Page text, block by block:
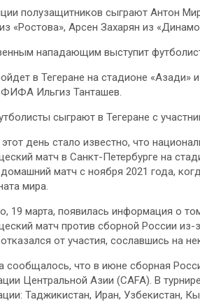
полузащитников сыграют Антон
«Ростова», Арсен Захарян из
нападающим выступит
в Тегеране на стадионе «Азади»
Ильгиз Танташев.
сыграют в Тегеране с
день стало известно, что
матч в Санкт-Петербурге на
матч с ноября 2021 года,
мира.
19 марта, появилась информация о
матч против сборной России
от участия, сославшись на
сообщалось, что в июне сборная
Центральной Азии (CAFA). В
Таджикистан, Иран, Узбекистан,